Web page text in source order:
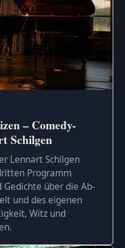
– Comedy-
Schilgen
Lennart Schilgen
Programm
über die Ab-
und des eigenen
Witz und